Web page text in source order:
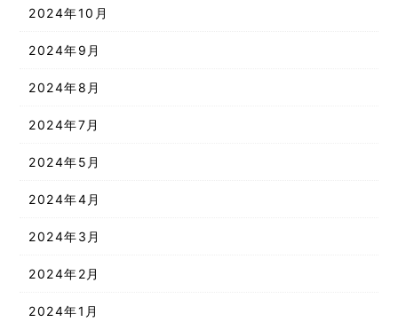
2024年10月
2024年9月
2024年8月
2024年7月
2024年5月
2024年4月
2024年3月
2024年2月
2024年1月